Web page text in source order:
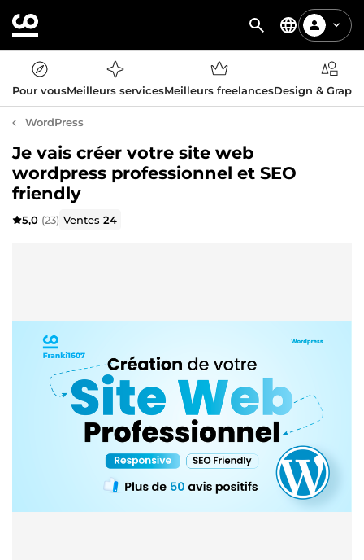
Pour vousMeilleurs servicesMeilleurs freelancesDesign &
WordPress
Je vais créer votre site web
wordpress professionnel et SEO
friendly
5,0 (23) Ventes24